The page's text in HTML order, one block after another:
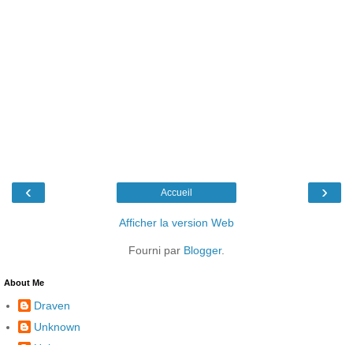
‹ ›
Accueil
Afficher la version Web
Fourni par Blogger.
About Me
Draven
Unknown